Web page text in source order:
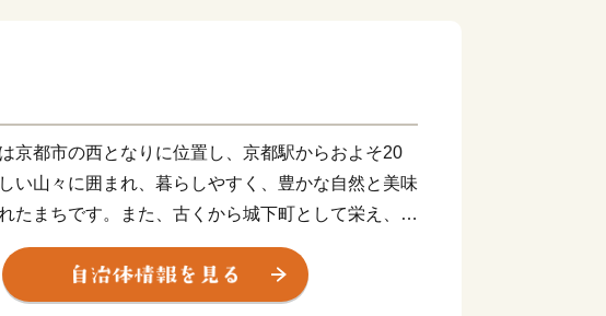
京都市の西となりに位置し、京都駅からおよそ20
い山々に囲まれ、暮らしやすく、豊かな自然と美味
たまちです。また、古くから城下町として栄え、足
秀など日本の歴史が変わる発信点となったまちでも
ては、亀岡盆地一帯に発生する「丹波霧」が、亀岡